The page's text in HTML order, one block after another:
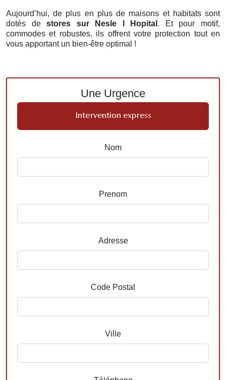
Aujourd’hui, de plus en plus de maisons et habitats sont
dotés destores sur Nesle l Hopital . Et pour motif,
commodes et robustes, ils offrent votre protection tout en
vous apportant un bien-être optimal !
Une Urgence
Intervention express
Nom
Prenom
Adresse
Code Postal
Ville